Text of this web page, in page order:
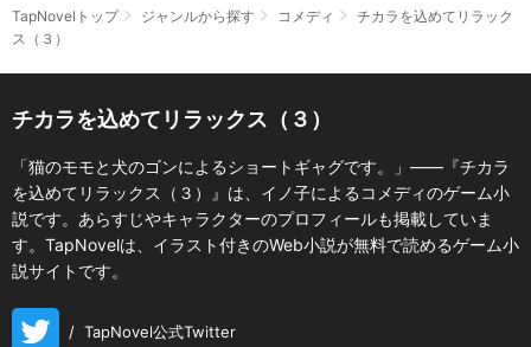
TapNovelトップ ジャンルから探す コメディ
チカラを込めてリラック
ス（３）
チカラを込めてリラックス（３）
「猫のモモと犬のゴンによるショートギャグです。」――『チカラ
を込めてリラックス（３）』は、イノ子によるコメディのゲーム小
説です。あらすじやキャラクターのプロフィールも掲載していま
す。TapNovelは、イラスト付きのWeb小説が無料で読めるゲーム小
説サイトです。
/ TapNovel公式Twitter